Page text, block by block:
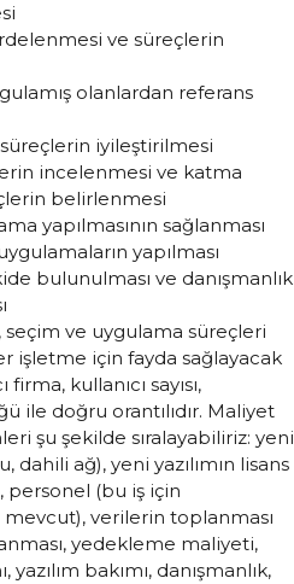
ve süreçlerin
olanlardan referans
iyileştirilmesi
incelenmesi ve katma
belirlenmesi
yapılmasının sağlanması
yapılması
bulunulması ve danışmanlık
seçim ve uygulama süreçleri
işletme için fayda sağlayacak
kullanıcı sayısı,
ile doğru orantılıdır. Maliyet
şu şekilde sıralayabiliriz: yeni
dahili ağ), yeni yazılımın lisans
personel (bu iş için
verilerin toplanması
yedekleme maliyeti,
bakımı, danışmanlık,